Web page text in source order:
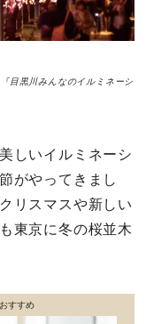
目黒川みんなのイルミネーシ
しいイルミネーシ
がやってきまし
リスマスや新しい
東京に冬の桜並木
すすめ